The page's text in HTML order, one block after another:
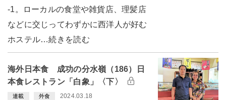
-1。ローカルの食堂や雑貨店、理髪店
などに交じってわずかに西洋人が好む
ホステル…続きを読む
海外日本食 成功の分水嶺（186）日
本食レストラン「白象」〈下〉
連載 外食 2024.03.18